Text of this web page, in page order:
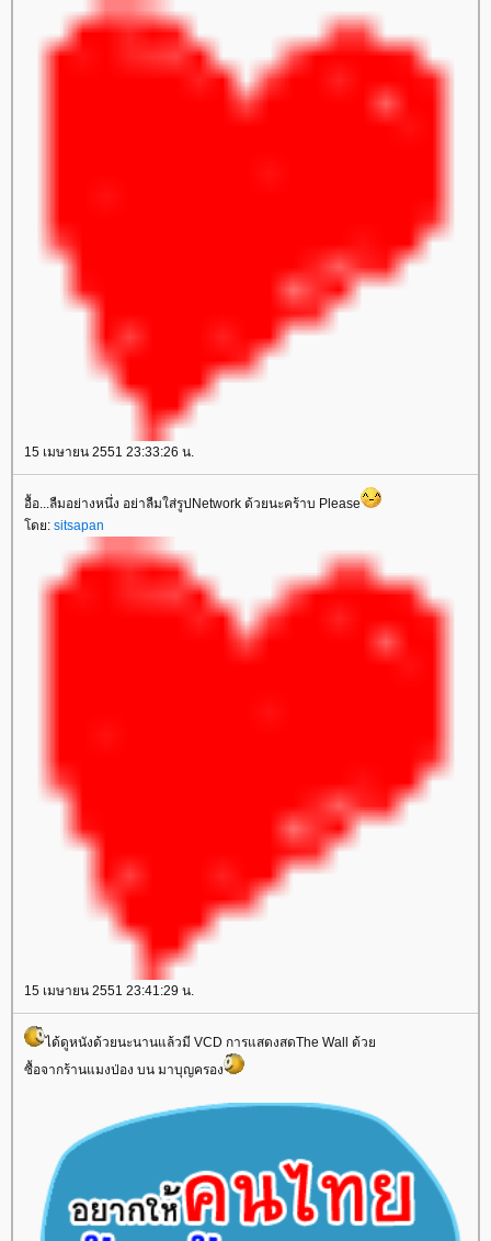
15 เมษายน 2551 23:33:26 น.
อื้อ...ลืมอย่างหนึ่ง อย่าลืมใส่รูปNetwork ด้วยนะคร้าบ Please
ดย: sitsapan
15 เมษายน 2551 23:41:29 น.
ได้ดูหนังด้วยนะนานแล้วมี VCD การแสดงสดThe Wall ด้ว
ซื้อจากร้านแมงป่อง บน มาบุญครอง